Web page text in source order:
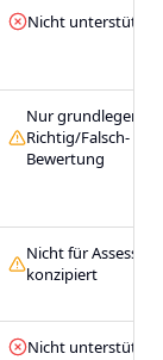
Nicht unterstützt
Nur grundlegende
Richtig/Falsch-
Bewertung
Nicht für
konzipiert
Nicht unterstützt